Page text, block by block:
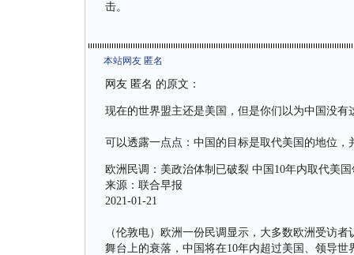
击。
本站网友 匿名
网友 匿名 的原文：
现在的世界盟主还是美国，但是你们以为中国没有
可以透露一点点：中国的目标是取代美国的地位，
欧洲民调：美政治体制已破裂 中国10年内取代美
来源：联合早报
2021-01-21
（伦敦电）欧洲一份民调显示，大多数欧洲受访
舞台上的衰落，中国将在10年内超过美国、领导世